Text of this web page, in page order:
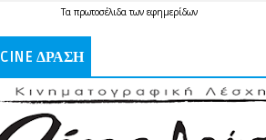
Τα πρωτοσέλιδατων εφημερίδων
CINE ΔΡΑΣΗ